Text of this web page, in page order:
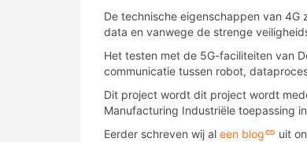
De technische eigenschappen van
data en vanwege de strenge
Het testen met de 5G-faciliteiten van
communicatie tussen robot,
Dit project wordt dit project wordt
Manufacturing Industriële toepassing
Eerder schreven wij al een blog
uit